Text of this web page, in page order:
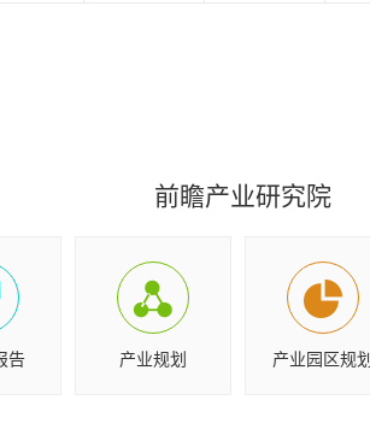
前瞻产业研究院
告 产业规划 产业园区规划